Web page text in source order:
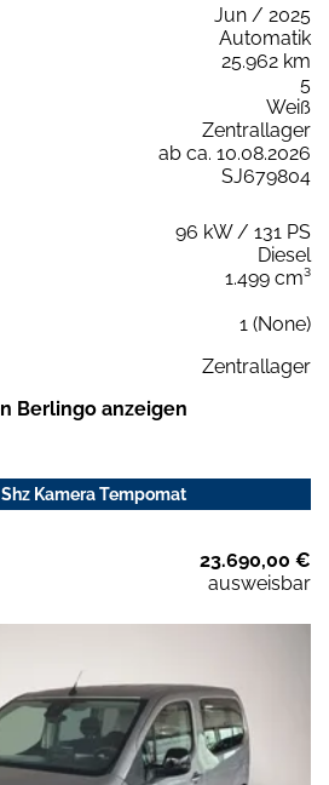
Jun / 2025
Automatik
25.962 km
5
Weiß
Zentrallager
ab ca. 10.08.2026
SJ679804
96 kW / 131 PS
Diesel
1.499 cm³
1 (None)
Zentrallager
Berlingo anzeigen
Kamera Tempomat
23.690,00 €
ausweisbar